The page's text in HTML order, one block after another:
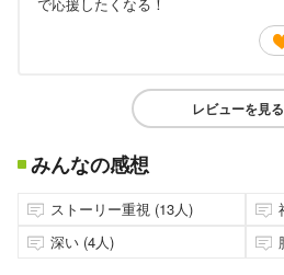
で応援したくなる！
レビューを見る
みんなの感想
ストーリー重視 (13人)
深い (4人)